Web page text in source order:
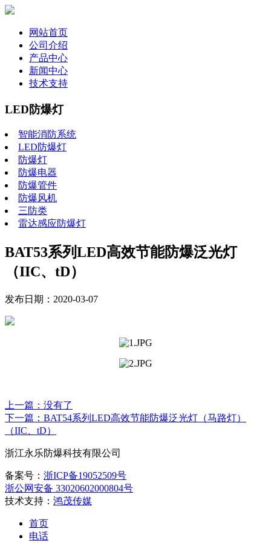
网站首页
公司介绍
产品中心
新闻中心
技术支持
LED防爆灯
智能消防系统
LED防爆灯
防爆灯
防爆电器
防爆管件
防爆风机
三防类
雷达感应防爆灯
BAT53系列LED高效节能防爆泛光灯
（IIC、tD）
发布日期：2020-03-07
上一篇： 没有了
下一篇：BAT54系列LED高效节能防爆泛光灯（马路灯）
（IIC、tD）
浙江永乐防爆科技有限公司
备案号： 浙ICP备19052509号
浙公网安备 33020602000804号
技术支持： 鸿茂传媒
首页
电话